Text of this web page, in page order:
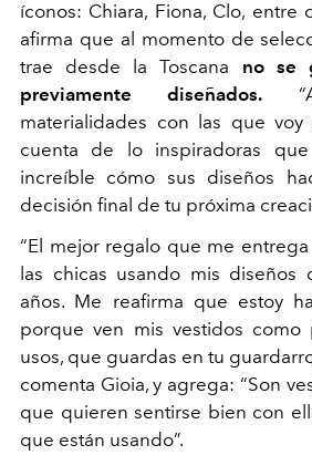
íconos: Chiara, Fiona, Clo, entre
afirma que al momento de
trae desde la Toscana no se
previamente diseñados.
materialidades con las que
cuenta de lo inspiradoras
increíble cómo sus diseños
decisión final de tu próxima
“El mejor regalo que me
las chicas usando mis diseños
años. Me reafirma que estoy
porque ven mis vestidos como
usos, que guardas en tu
comenta Gioia, y agrega: “Son
que quieren sentirse bien con
que están usando”.